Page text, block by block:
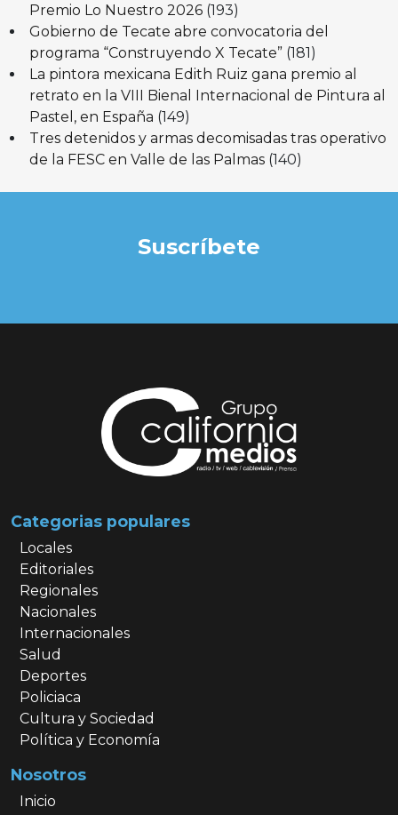
Premio Lo Nuestro 2026 (193)
Gobierno de Tecate abre convocatoria del
programa “Construyendo X Tecate” (181)
La pintora mexicana Edith Ruiz gana premio al
retrato en la VIII Bienal Internacional de Pintura al
Pastel, en España (149)
Tres detenidos y armas decomisadas tras operativo
de la FESC en Valle de las Palmas (140)
Suscríbete
Categorias populares
Locales
Editoriales
Regionales
Nacionales
Internacionales
Salud
Deportes
Policiaca
Cultura y Sociedad
Política y Economía
Nosotros
Inicio